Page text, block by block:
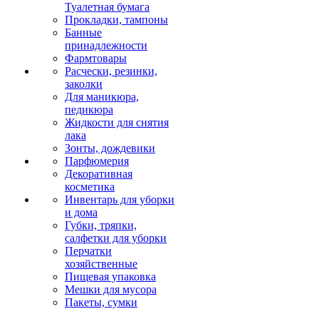
Туалетная бумага
Прокладки, тампоны
Банные
принадлежности
Фармтовары
Расчески, резинки,
заколки
Для маникюра,
педикюра
Жидкости для снятия
лака
Зонты, дождевики
Парфюмерия
Декоративная
косметика
Инвентарь для уборки
и дома
Губки, тряпки,
салфетки для уборки
Перчатки
хозяйственные
Пищевая упаковка
Мешки для мусора
Пакеты, сумки